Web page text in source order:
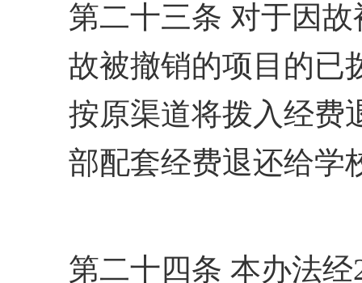
第二十三条 对于因
故被撤销的项目的已
按原渠道将拨入经费
部配套经费退还给学
第二十四条 本办法经